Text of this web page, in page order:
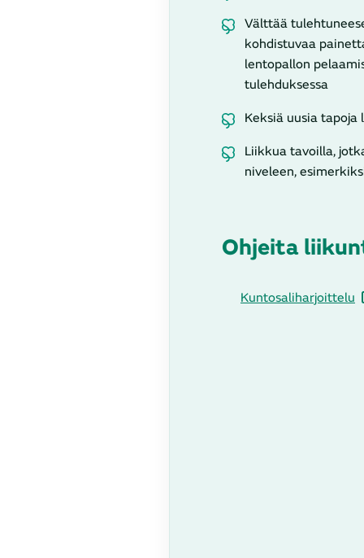
Välttää
kohdistuvaa
lentopallon
tulehduksessa
Keksiä uusia tapoja
Liikkua tavoilla,
niveleen,
Ohjeita
Kuntosaliharjoittelu